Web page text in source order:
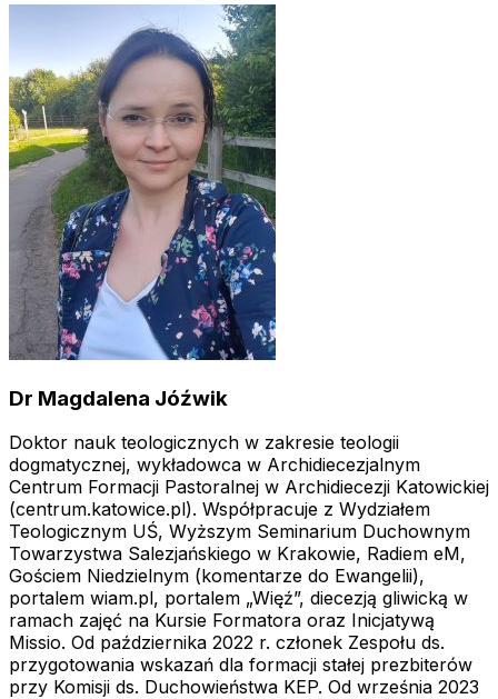
Dr Magdalena Jóźwik
Doktor nauk teologicznych w zakresie teologii
dogmatycznej, wykładowca w Archidiecezjalnym
Centrum Formacji Pastoralnej w Archidiecezji Katowickiej
(centrum.katowice.pl). Współpracuje z Wydziałem
Teologicznym UŚ, Wyższym Seminarium Duchownym
Towarzystwa Salezjańskiego w Krakowie, Radiem eM,
Gościem Niedzielnym (komentarze do Ewangelii),
portalem wiam.pl, portalem „Więź”, diecezją gliwicką w
ramach zajęć na Kursie Formatora oraz Inicjatywą
Missio. Od października 2022 r. członek Zespołu ds.
przygotowania wskazań dla formacji stałej prezbiterów
przy Komisji ds. Duchowieństwa KEP. Od września 2023